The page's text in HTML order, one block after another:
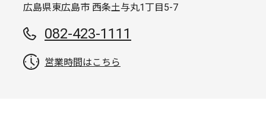
広島県東広島市 西条土与丸1丁目5-7
082-423-1111
営業時間はこちら